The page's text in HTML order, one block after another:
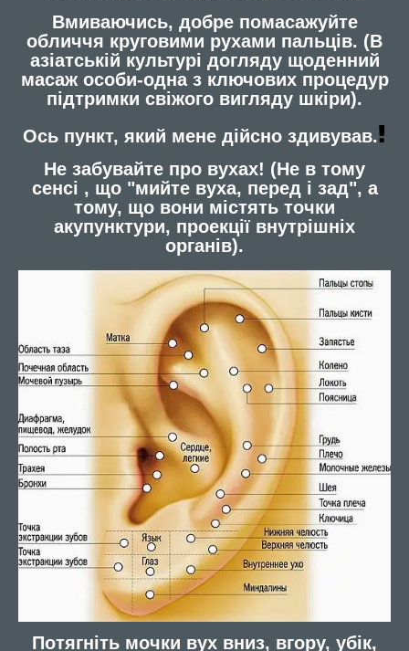
Вмиваючись, добре помасажуйте
обличчя круговими рухами пальців. (В
азіатській культурі догляду щоденний
масаж особи-одна з ключових процедур
підтримки свіжого вигляду шкіри).
Ось пункт, який мене дійсно здивував.
Не забувайте про вухах! (Не в тому
сенсі , що "мийте вуха, перед і зад", а
тому, що вони містять точки
акупунктури, проекції внутрішніх
органів).
Потягніть мочки вух вниз, вгору, убік,